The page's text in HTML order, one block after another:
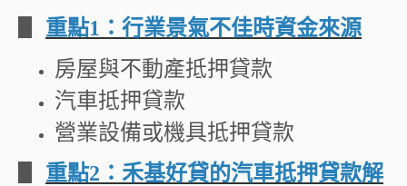
重點1 ：行業景氣不佳時資金來源
房屋與不動產抵押貸款
汽車抵押貸款
營業設備或機具抵押貸款
重點2 ：禾基好貸的汽車抵押貸款解